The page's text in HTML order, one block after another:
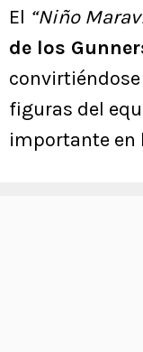
El “Niño
de los
figuras del
importante en